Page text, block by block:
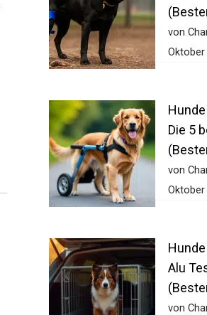
von
Oktober
Die 5
von
Oktober
Alu
von